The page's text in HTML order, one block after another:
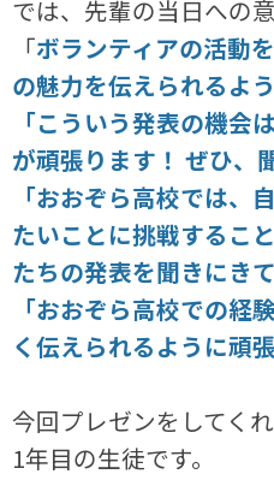
では、先輩の当日への
「ボランティアの活動
の魅力を伝えられるよ
「こういう発表の機会
が頑張ります！ ぜひ、
「おおぞら高校では、
たいことに挑戦するこ
たちの発表を聞きにき
「おおぞら高校での経
く伝えられるように頑
今回プレゼンをしてく
1年目の生徒です。